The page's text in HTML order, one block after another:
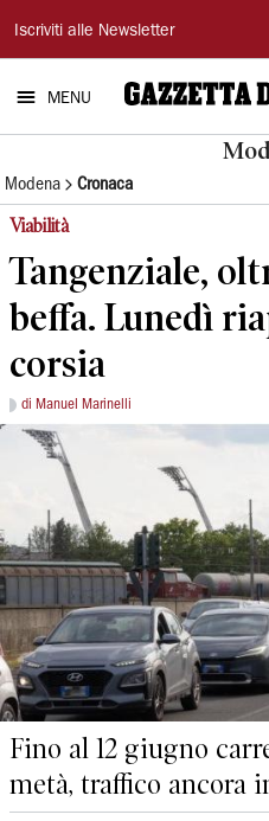
Gazzetta
di
Modena
Iscriviti alle Newsletter
MENU
Modena Cronaca
Viabilità
Tangenziale,
beffa. Lunedì
corsia
di Manuel Marinelli
Fino al 12 giugno
metà, traffico ancora